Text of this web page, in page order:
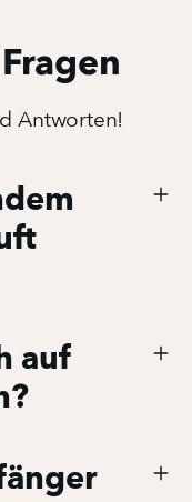
Antworten!
auf